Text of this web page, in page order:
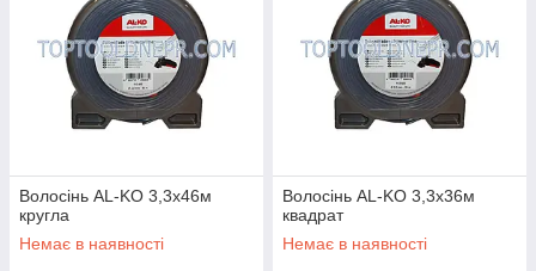
Волосінь AL-KO 3,3х46м
кругла
Немає в наявності
Волосінь AL-KO 3,3х36м
квадрат
Немає в наявності